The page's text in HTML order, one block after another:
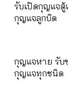
รับเปิดกุญแจตู้
กุญแจลูกบิด
กุญแจหาย รับ
กุญแจทุกชนิด